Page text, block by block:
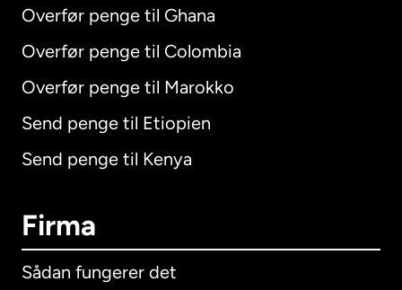
Overfør penge til Ghana
Overfør penge til Colombia
Overfør penge til Marokko
Send penge til Etiopien
Send penge til Kenya
Firma
Sådan fungerer det